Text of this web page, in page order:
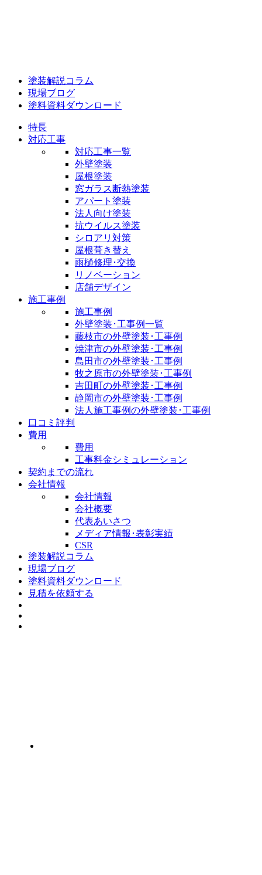
塗装解説コラム
現場ブログ
塗料資料ダウンロード
特長
対応工事
対応工事一覧
外壁塗装
屋根塗装
窓ガラス断熱塗装
アパート塗装
法人向け塗装
抗ウイルス塗装
シロアリ対策
屋根葺き替え
雨樋修理･交換
リノベーション
店舗デザイン
施工事例
施工事例
外壁塗装･工事例一覧
藤枝市の外壁塗装･工事例
焼津市の外壁塗装･工事例
島田市の外壁塗装･工事例
牧之原市の外壁塗装･工事例
吉田町の外壁塗装･工事例
静岡市の外壁塗装･工事例
法人施工事例の外壁塗装･工事例
口コミ評判
費用
費用
工事料金シミュレーション
契約までの流れ
会社情報
会社情報
会社概要
代表あいさつ
メディア情報･表彰実績
CSR
塗装解説コラム
現場ブログ
塗料資料ダウンロード
見積を依頼する